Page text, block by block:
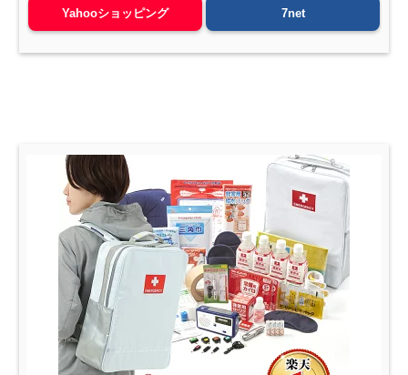
Yahooショッピング 7net